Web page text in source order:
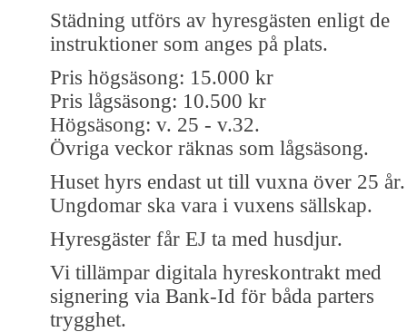
Städning utförs av hyresgästen enligt de
instruktioner som anges på plats.
Pris högsäsong: 15.000 kr
Pris lågsäsong: 10.500 kr
Högsäsong: v. 25 - v.32.
Övriga veckor räknas som lågsäsong.
Huset hyrs endast ut till vuxna över 25 år.
Ungdomar ska vara i vuxens sällskap.
Hyresgäster får EJ ta med husdjur.
Vi tillämpar digitala hyreskontrakt med
signering via Bank-Id för båda parters
trygghet.